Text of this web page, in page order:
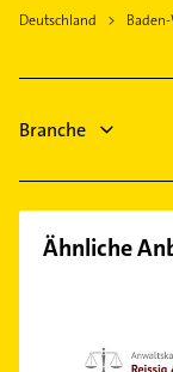
Ingersheim
Leingarten
Marbach am
Heizung &
Steuerberater
Deutschland
Branche
Ähnliche